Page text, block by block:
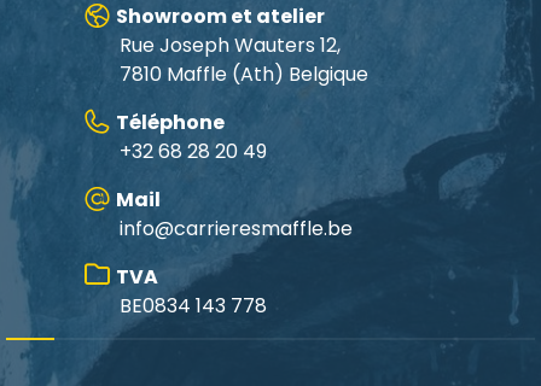
Showroom et atelier
Rue Joseph Wauters 12,
7810 Maffle (Ath) Belgique
Téléphone
+32 68 28 20 49
Mail
info@carrieresmaffle.be
TVA
BE0834 143 778